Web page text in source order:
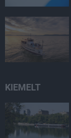
KIEMELT